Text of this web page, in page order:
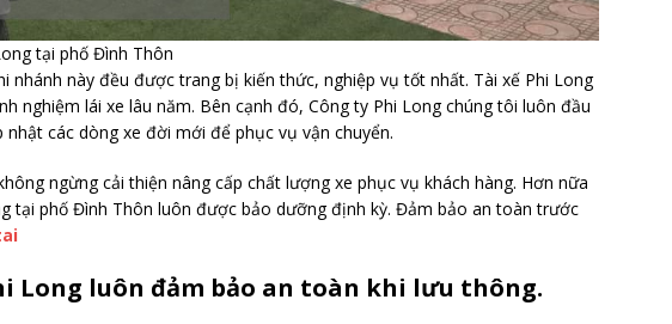
tại phố Đình Thôn
nhánh này đều được trang bị kiến thức, nghiệp vụ tốt nhất. Tài xế Phi Long
nghiệm lái xe lâu năm. Bên cạnh đó, Công ty Phi Long chúng tôi luôn đầu
các dòng xe đời mới để phục vụ vận chuyển.
ngừng cải thiện nâng cấp chất lượng xe phục vụ khách hàng. Hơn nữa
tại phố Đình Thôn luôn được bảo dưỡng định kỳ. Đảm bảo an toàn trước
Long luôn đảm bảo an toàn khi lưu thông.